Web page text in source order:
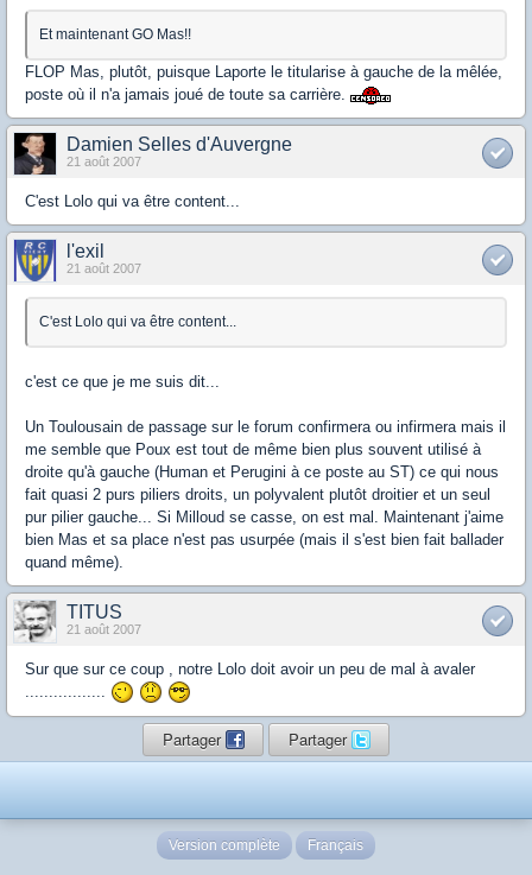
Et maintenant GO Mas!!
FLOP Mas, plutôt, puisque Laporte le titularise à gauche de la mêlée,
poste où il n'a jamais joué de toute sa carrière.
Damien Selles d'Auvergne
21 août 2007
C'est Lolo qui va être content...
l'exil
21 août 2007
C'est Lolo qui va être content...
c'est ce que je me suis dit...
Un Toulousain de passage sur le forum confirmera ou infirmera mais il
me semble que Poux est tout de même bien plus souvent utilisé à
droite qu'à gauche (Human et Perugini à ce poste au ST) ce qui nous
fait quasi 2 purs piliers droits, un polyvalent plutôt droitier et un seul
pur pilier gauche... Si Milloud se casse, on est mal. Maintenant j'aime
bien Mas et sa place n'est pas usurpée (mais il s'est bien fait ballader
quand même).
TITUS
21 août 2007
Sur que sur ce coup , notre Lolo doit avoir un peu de mal à avaler
Partager Partager
Version complète Français